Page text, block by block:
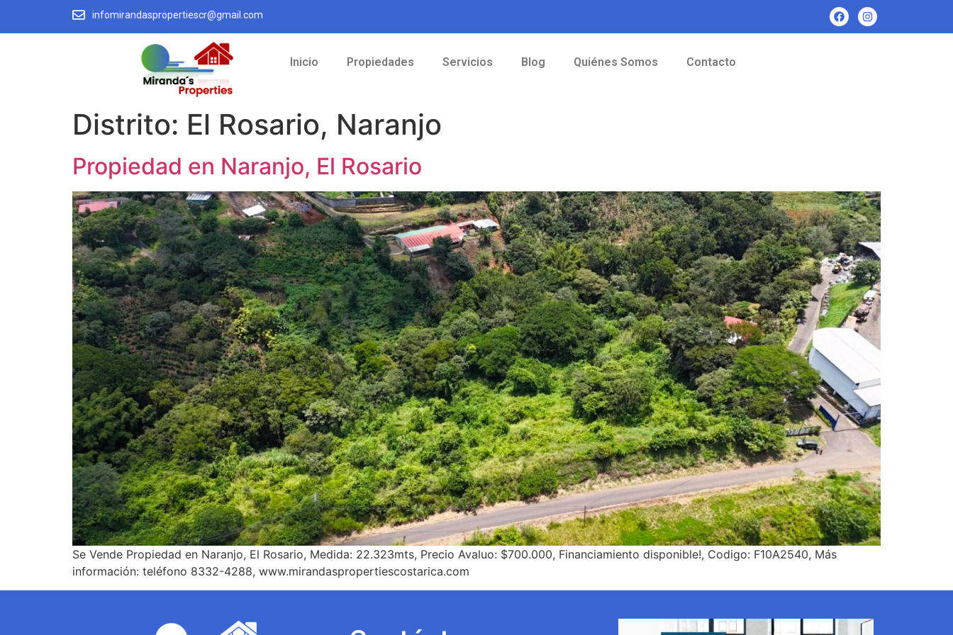
infomirandaspropertiescr@gmail.com
Inicio Propiedades Servicios Blog Quiénes Somos Contacto
Distrito: El Rosario, Naranjo
Propiedad en Naranjo, El Rosario
Se Vende Propiedad en Naranjo, El Rosario, Medida: 22.323mts, Precio Avaluo: $700.000, Financiamiento disponible!, Codigo: F10A2540, Más
información: teléfono 8332-4288, www.mirandaspropertiescostarica.com